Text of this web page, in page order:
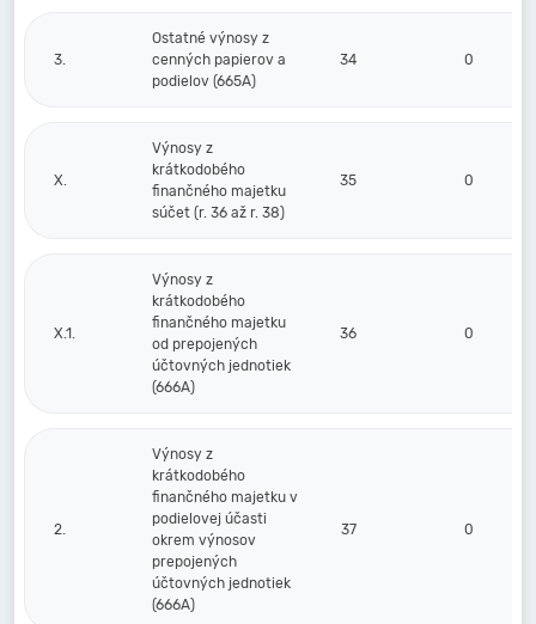
3.
Ostatné výnosy z
cenných papierov a
podielov (665A)
34 0
X.
Výnosy z
krátkodobého
finančného majetku
súčet (r. 36 až r. 38)
35 0
X.1.
Výnosy z
krátkodobého
finančného majetku
od prepojených
účtovných jednotiek
(666A)
36 0
2.
Výnosy z
krátkodobého
finančného majetku v
podielovej účasti
okrem výnosov
prepojených
účtovných jednotiek
(666A)
37 0